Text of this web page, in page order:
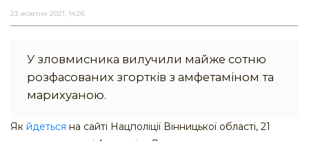
23 жовтня 2021, 14:26
У зловмисника вилучили майже сотню
розфасованих згортків з амфетаміном та
марихуаною.
Як йдеться на сайті Нацполіції Вінницької області, 21